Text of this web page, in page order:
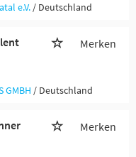
e.V. / Deutschland
Merken
GMBH / Deutschland
Merken